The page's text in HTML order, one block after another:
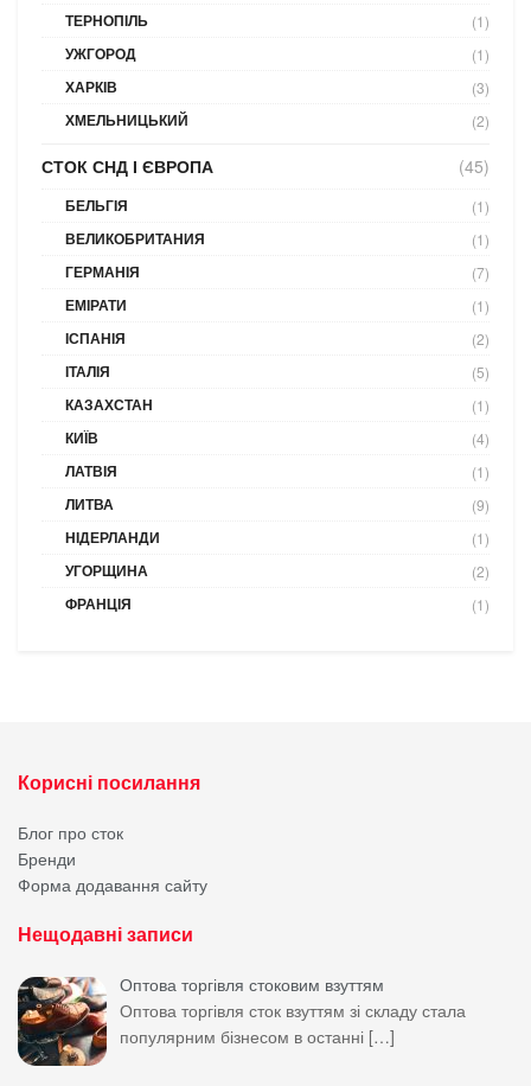
ТЕРНОПІЛЬ (1)
УЖГОРОД (1)
ХАРКІВ (3)
ХМЕЛЬНИЦЬКИЙ (2)
СТОК СНД І ЄВРОПА (45)
БЕЛЬГІЯ (1)
ВЕЛИКОБРИТАНИЯ (1)
ГЕРМАНІЯ (7)
ЕМІРАТИ (1)
ІСПАНІЯ (2)
ІТАЛІЯ (5)
КАЗАХСТАН (1)
КИЇВ (4)
ЛАТВІЯ (1)
ЛИТВА (9)
НІДЕРЛАНДИ (1)
УГОРЩИНА (2)
ФРАНЦІЯ (1)
Корисні посилання
Блог про сток
Бренди
Форма додавання сайту
Нещодавні записи
Оптова торгівля стоковим взуттям
Оптова торгівля сток взуттям зі складу стала
популярним бізнесом в останні […]